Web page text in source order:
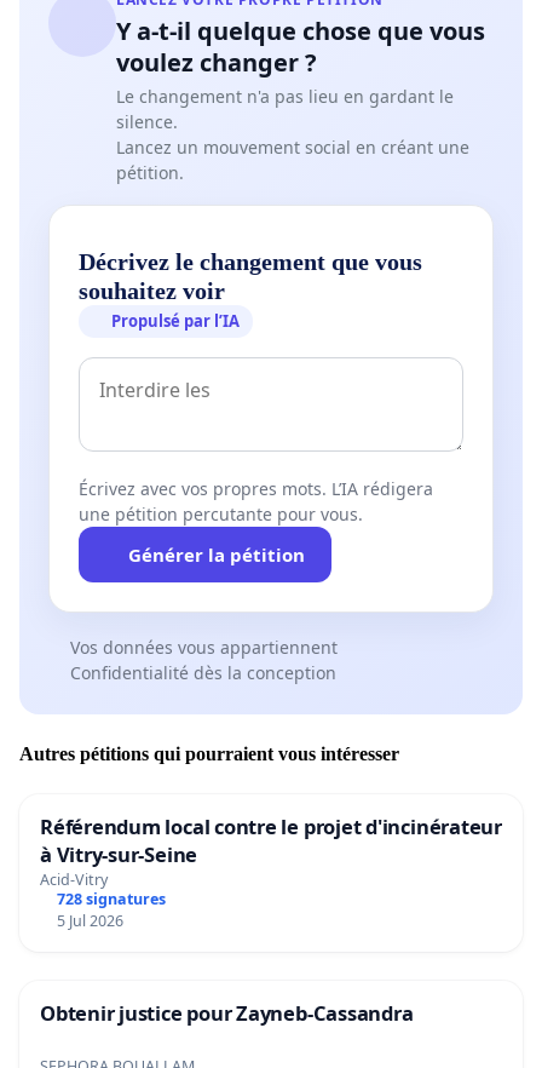
Y a-t-il quelque chose que vous
voulez changer ?
Le changement n'a pas lieu en gardant le
silence.
Lancez un mouvement social en créant une
pétition.
Décrivez le changement que vous
souhaitez voir
Propulsé par l’IA
Écrivez avec vos propres mots. L’IA rédigera
une pétition percutante pour vous.
Générer la pétition
Vos données vous appartiennent
Confidentialité dès la conception
Autres pétitions qui pourraient vous intéresser
Référendum local contre le projet d'incinérateur
à Vitry-sur-Seine
Acid-Vitry
728 signatures
5 Jul 2026
Obtenir justice pour Zayneb-Cassandra